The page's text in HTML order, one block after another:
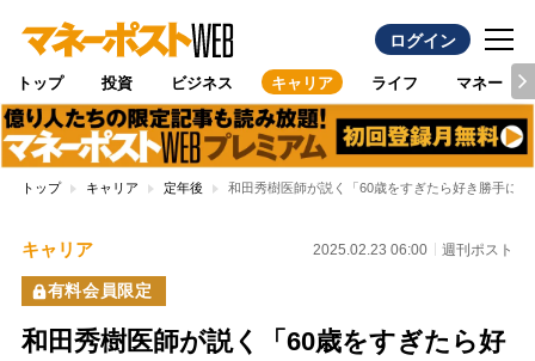
ログイン
トップ 投資 ビジネス キャリア ライフ マネー
トップ キャリア 定年後 和田秀樹医師が説く「60歳をすぎたら好き勝手に
キャリア 2025.02.23 06:00 週刊ポスト
有料会員限定
和田秀樹医師が説く「60歳をすぎたら好